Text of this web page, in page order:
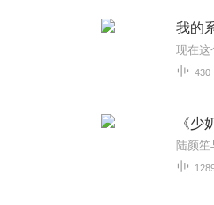
我的
现在这
430
《少